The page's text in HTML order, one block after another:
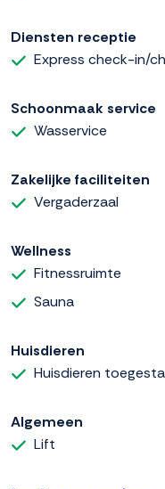
Diensten receptie
Express check-in/
Schoonmaak service
Wasservice
Zakelijke faciliteiten
Vergaderzaal
Wellness
Fitnessruimte
Sauna
Huisdieren
Huisdieren
Algemeen
Lift